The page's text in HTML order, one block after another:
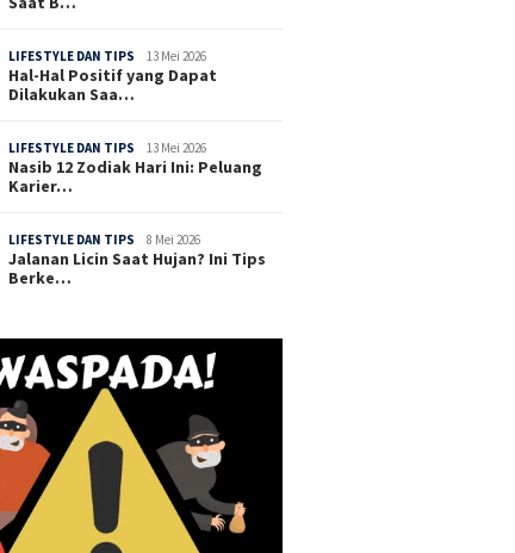
LIFESTYLE DAN TIPS 13 Mei 2026
Hal-Hal Positif yang Dapat
Dilakukan Saa…
LIFESTYLE DAN TIPS 13 Mei 2026
Nasib 12 Zodiak Hari Ini: Peluang
Karier…
LIFESTYLE DAN TIPS 8 Mei 2026
Jalanan Licin Saat Hujan? Ini Tips
Berke…